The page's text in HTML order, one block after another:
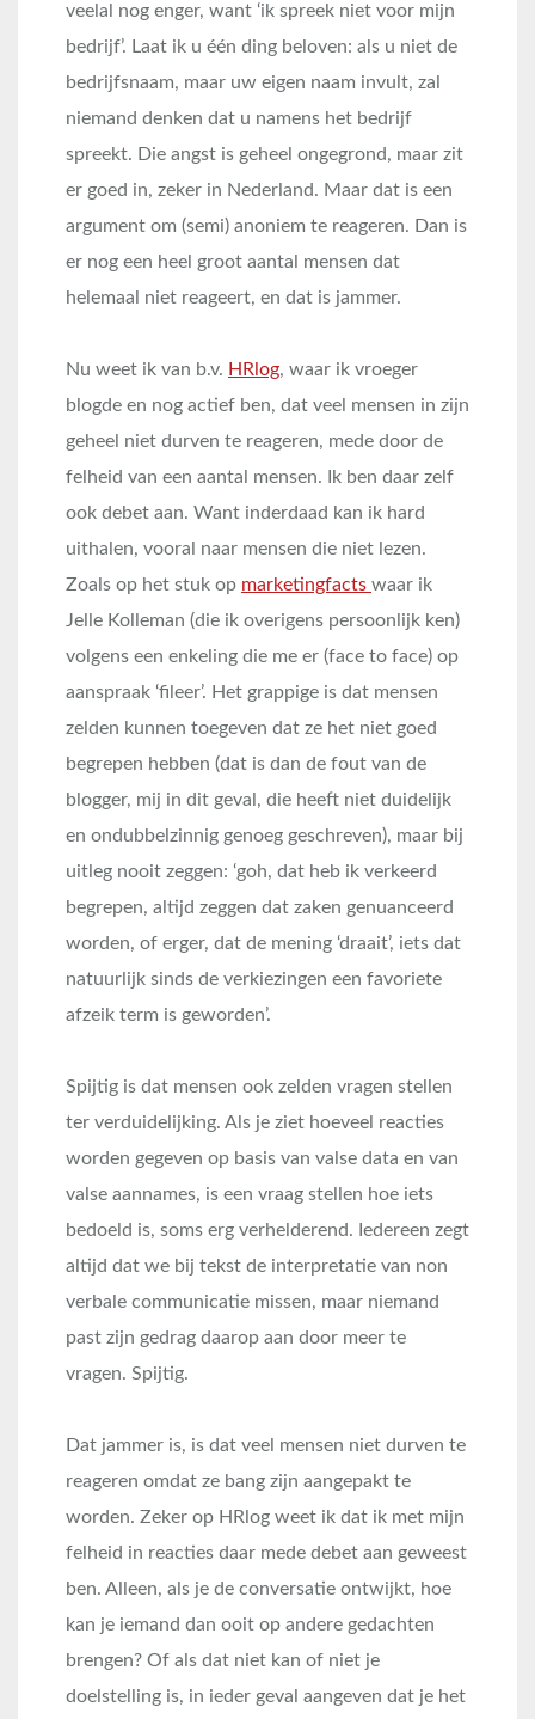
veelal nog enger, want ‘ik spreek niet voor mijn
bedrijf’. Laat ik u één ding beloven: als u niet de
bedrijfsnaam, maar uw eigen naam invult, zal
niemand denken dat u namens het bedrijf
spreekt. Die angst is geheel ongegrond, maar zit
er goed in, zeker in Nederland. Maar dat is een
argument om (semi) anoniem te reageren. Dan is
er nog een heel groot aantal mensen dat
helemaal niet reageert, en dat is jammer.
Nu weet ik van b.v. HRlog, waar ik vroeger
blogde en nog actief ben, dat veel mensen in zijn
geheel niet durven te reageren, mede door de
felheid van een aantal mensen. Ik ben daar zelf
ook debet aan. Want inderdaad kan ik hard
uithalen, vooral naar mensen die niet lezen.
Zoals op het stuk op marketingfacts waar ik
Jelle Kolleman (die ik overigens persoonlijk ken)
volgens een enkeling die me er (face to face) op
aanspraak ‘fileer’. Het grappige is dat mensen
zelden kunnen toegeven dat ze het niet goed
begrepen hebben (dat is dan de fout van de
blogger, mij in dit geval, die heeft niet duidelijk
en ondubbelzinnig genoeg geschreven), maar bij
uitleg nooit zeggen: ‘goh, dat heb ik verkeerd
begrepen, altijd zeggen dat zaken genuanceerd
worden, of erger, dat de mening ‘draait’, iets dat
natuurlijk sinds de verkiezingen een favoriete
afzeik term is geworden’.
Spijtig is dat mensen ook zelden vragen stellen
ter verduidelijking. Als je ziet hoeveel reacties
worden gegeven op basis van valse data en van
valse aannames, is een vraag stellen hoe iets
bedoeld is, soms erg verhelderend. Iedereen zegt
altijd dat we bij tekst de interpretatie van non
verbale communicatie missen, maar niemand
past zijn gedrag daarop aan door meer te
vragen. Spijtig.
Dat jammer is, is dat veel mensen niet durven te
reageren omdat ze bang zijn aangepakt te
worden. Zeker op HRlog weet ik dat ik met mijn
felheid in reacties daar mede debet aan geweest
ben. Alleen, als je de conversatie ontwijkt, hoe
kan je iemand dan ooit op andere gedachten
brengen? Of als dat niet kan of niet je
doelstelling is, in ieder geval aangeven dat je het